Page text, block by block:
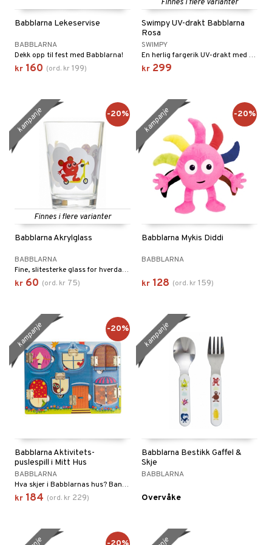
Babblarna Lekeservise
BABBLARNA
Dekk opp til fest med Babblarna!
kr 160 (ord. kr 199)
Finnes i flere varianter
Swimpy UV-drakt Babblarna
Rosa
SWIMPY
En herlig fargerik UV-drakt med Babblarna.
kr 299
Finnes i flere varianter
Babblarna Akrylglass
BABBLARNA
Fine, slitesterke glass for hverdag og fest!
kr 60 (ord. kr 75)
kampanje -20%
Babblarna Mykis Diddi
BABBLARNA
kr 128 (ord. kr 159)
kampanje -20%
Babblarna Aktivitets-
puslespill i Mitt Hus
BABBLARNA
Hva skjer i Babblarnas hus? Bank på og åpne en dør.
kr 184 (ord. kr 229)
kampanje -20%
Babblarna Bestikk Gaffel &
Skje
BABBLARNA
Overvåke
kampanje
Prinsesser
Mø
Gris
Langstrømpe
Mario
Bluey
City
Creator
& Kjøkkenredskap